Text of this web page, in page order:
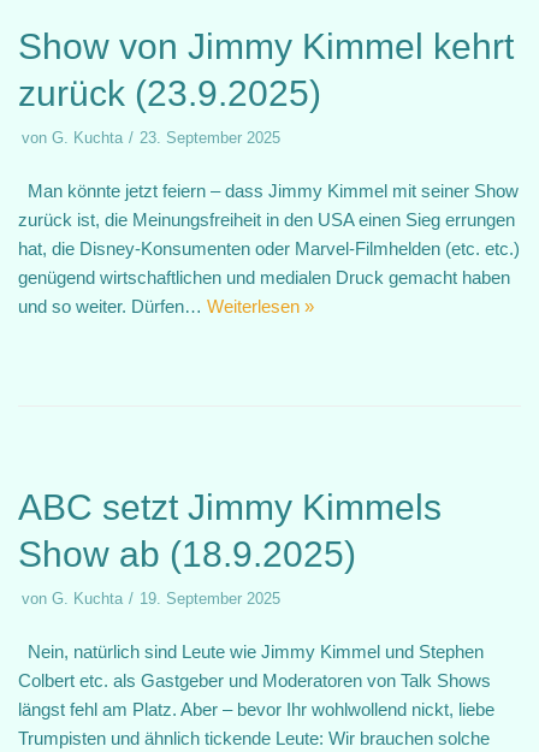
Show von Jimmy Kimmel kehrt
zurück (23.9.2025)
von G. Kuchta 23. September 2025
Man könnte jetzt feiern – dass Jimmy Kimmel mit seiner Show
zurück ist, die Meinungsfreiheit in den USA einen Sieg errungen
hat, die Disney-Konsumenten oder Marvel-Filmhelden (etc. etc.)
genügend wirtschaftlichen und medialen Druck gemacht haben
und so weiter. Dürfen… Weiterlesen »
ABC setzt Jimmy Kimmels
Show ab (18.9.2025)
von G. Kuchta 19. September 2025
Nein, natürlich sind Leute wie Jimmy Kimmel und Stephen
Colbert etc. als Gastgeber und Moderatoren von Talk Shows
längst fehl am Platz. Aber – bevor Ihr wohlwollend nickt, liebe
Trumpisten und ähnlich tickende Leute: Wir brauchen solche